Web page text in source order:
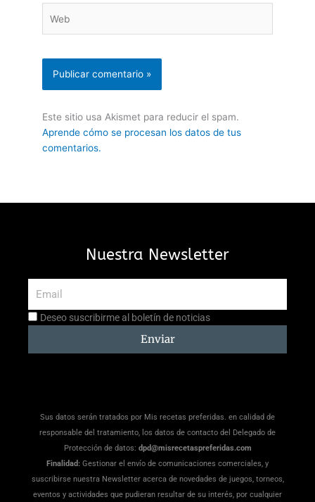
Este sitio usa Akismet para reducir el spam.
Aprende cómo se procesan los datos de tus
comentarios.
Nuestra Newsletter
Aceptación
Deseo suscribirme al boletín de noticias
Enviar
Sus datos serán tratados por Mis recetas preferidas. en calidad de
responsable del tratamiento, los datos de contacto del Delegado de
Protección de datos: dpd@misrecetaspreferidas.com
Finalidad: Gestionar el envío de comunicaciones comerciales, y
suscribirse nuestra Newsletter acerca de novedades de juegos, torneos,
eventos y actividades que pudieran resultar de su interés, por cualquier